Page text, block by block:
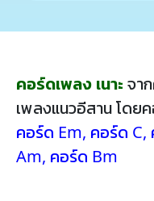
คอร์ดเพลง เนาะ จา
เพลงแนวอีสาน โดย
คอร์ด Em, คอร์ด C,
Am, คอร์ด Bm